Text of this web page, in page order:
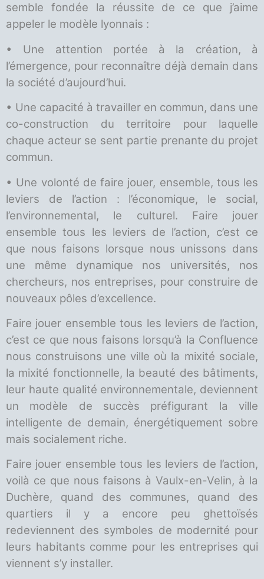
semble fondée la réussite de ce que j’aime
appeler le modèle lyonnais :
• Une attention portée à la création, à
l’émergence, pour reconnaître déjà demain dans
la société d’aujourd’hui.
• Une capacité à travailler en commun, dans une
co-construction du territoire pour laquelle
chaque acteur se sent partie prenante du projet
commun.
• Une volonté de faire jouer, ensemble, tous les
leviers de l’action : l’économique, le social,
l’environnemental, le culturel. Faire jouer
ensemble tous les leviers de l’action, c’est ce
que nous faisons lorsque nous unissons dans
une même dynamique nos universités, nos
chercheurs, nos entreprises, pour construire de
nouveaux pôles d’excellence.
Faire jouer ensemble tous les leviers de l’action,
c’est ce que nous faisons lorsqu’à la Confluence
nous construisons une ville où la mixité sociale,
la mixité fonctionnelle, la beauté des bâtiments,
leur haute qualité environnementale, deviennent
un modèle de succès préfigurant la ville
intelligente de demain, énergétiquement sobre
mais socialement riche.
Faire jouer ensemble tous les leviers de l’action,
voilà ce que nous faisons à Vaulx-en-Velin, à la
Duchère, quand des communes, quand des
quartiers il y a encore peu ghettoïsés
redeviennent des symboles de modernité pour
leurs habitants comme pour les entreprises qui
viennent s’y installer.